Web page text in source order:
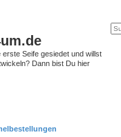
erste Seife gesiedet und willst
Dann bist Du hier